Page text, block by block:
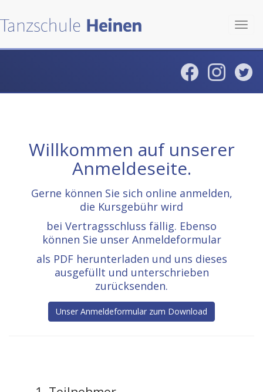
Willkommen auf unserer
Anmeldeseite.
Gerne können Sie sich online anmelden,
die Kursgebühr wird
bei Vertragsschluss fällig. Ebenso
können Sie unser Anmeldeformular
als PDF herunterladen und uns dieses
ausgefüllt und unterschrieben
zurücksenden.
Unser Anmeldeformular zum Download